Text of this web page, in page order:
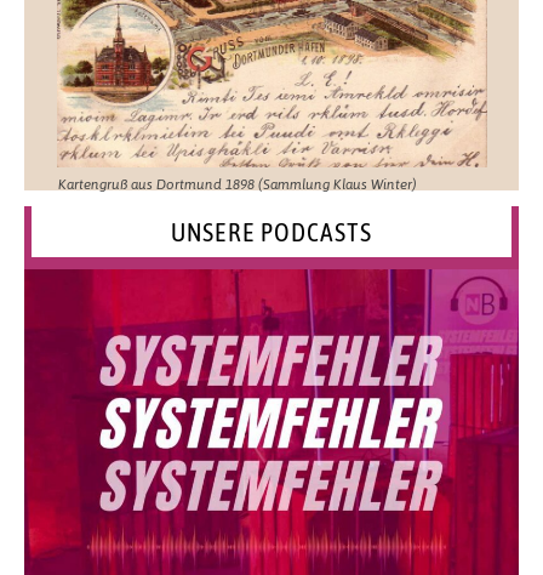
Kartengruß aus Dortmund 1898 (Sammlung Klaus Winter)
UNSERE PODCASTS